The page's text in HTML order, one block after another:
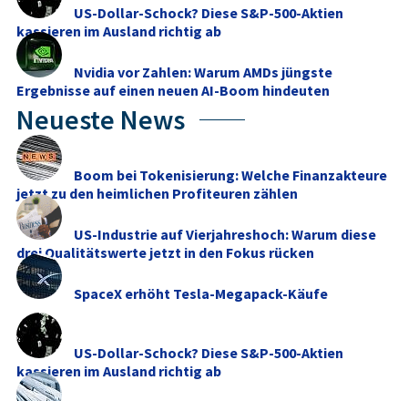
US-Dollar-Schock? Diese S&P-500-Aktien
kassieren im Ausland richtig ab
Nvidia vor Zahlen: Warum AMDs jüngste
Ergebnisse auf einen neuen AI-Boom hindeuten
Neueste News
Boom bei Tokenisierung: Welche Finanzakteure
jetzt zu den heimlichen Profiteuren zählen
US-Industrie auf Vierjahreshoch: Warum diese
drei Qualitätswerte jetzt in den Fokus rücken
SpaceX erhöht Tesla-Megapack-Käufe
US-Dollar-Schock? Diese S&P-500-Aktien
kassieren im Ausland richtig ab